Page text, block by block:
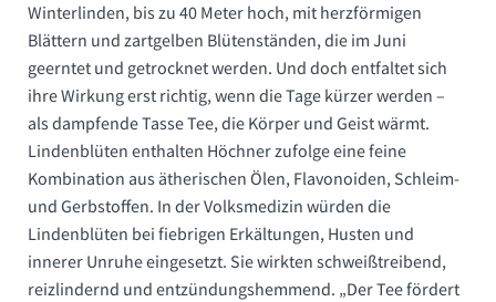
Winterlinden, bis zu 40 Meter hoch, mit herzförmigen
Blättern und zartgelben Blütenständen, die im Juni
geerntet und getrocknet werden. Und doch entfaltet sich
ihre Wirkung erst richtig, wenn die Tage kürzer werden –
als dampfende Tasse Tee, die Körper und Geist wärmt.
Lindenblüten enthalten Höchner zufolge eine feine
Kombination aus ätherischen Ölen, Flavonoiden, Schleim-
und Gerbstoffen. In der Volksmedizin würden die
Lindenblüten bei fiebrigen Erkältungen, Husten und
innerer Unruhe eingesetzt. Sie wirkten schweißtreibend,
reizlindernd und entzündungshemmend. „Der Tee fördert